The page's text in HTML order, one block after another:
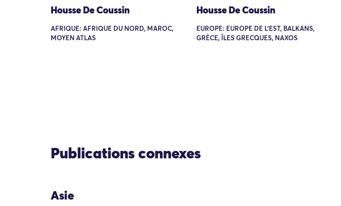
Housse De Coussin
AFRIQUE: AFRIQUE DU NORD, MAROC,
MOYEN ATLAS
Housse De Coussin
EUROPE: EUROPE DE L'EST, BALKANS,
GRÈCE, ÎLES GRECQUES, NAXOS
Publications connexes
Asie